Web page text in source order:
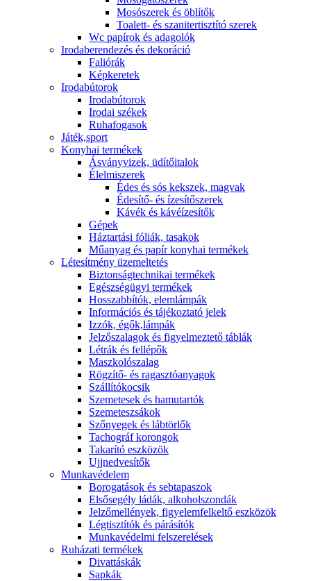
Mosószerek és öblítők
Toalett- és szanitertisztító szerek
Wc papírok és adagolók
Irodaberendezés és dekoráció
Faliórák
Képkeretek
Irodabútorok
Irodabútorok
Irodai székek
Ruhafogasok
Játék,sport
Konyhai termékek
Ásványvizek, üdítőitalok
Élelmiszerek
Édes és sós kekszek, magvak
Édesítő- és ízesítőszerek
Kávék és kávéízesítők
Gépek
Háztartási fóliák, tasakok
Műanyag és papír konyhai termékek
Létesítmény üzemeltetés
Biztonságtechnikai termékek
Egészségügyi termékek
Hosszabbítók, elemlámpák
Információs és tájékoztató jelek
Izzók, égők,lámpák
Jelzőszalagok és figyelmeztető táblák
Létrák és fellépők
Maszkolószalag
Rögzítő- és ragasztóanyagok
Szállítókocsik
Szemetesek és hamutartók
Szemeteszsákok
Szőnyegek és lábtörlők
Tachográf korongok
Takarító eszközök
Ujjnedvesítők
Munkavédelem
Borogatások és sebtapaszok
Elsősegély ládák, alkoholszondák
Jelzőmellények, figyelemfelkeltő eszközök
Légtisztítók és párásítók
Munkavédelmi felszerelések
Ruházati termékek
Divattáskák
Sapkák